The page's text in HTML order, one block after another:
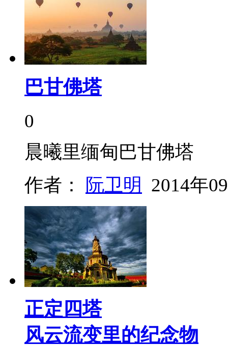
巴甘佛塔
0
晨曦里缅甸巴甘佛塔
作者： 阮卫明 2014年
正定四塔
风云流变里的纪念物